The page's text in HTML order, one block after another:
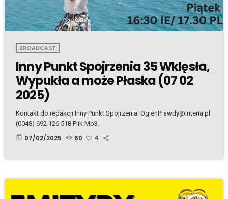
BROADCAST
Inny Punkt Spojrzenia 35 Wklęsła,
Wypukła a może Płaska (07 02
2025)
Kontakt do redakcji Inny Punkt Spojrzenia: OgienPrawdy@Interia.pl
(0048) 692 126 518 Plik Mp3.
today 07/02/2025 60 4